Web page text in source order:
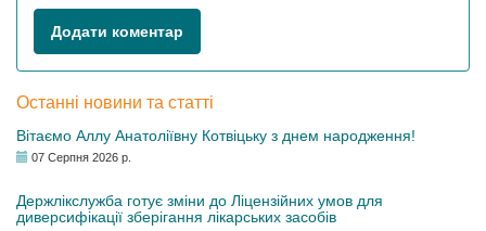
Додати коментар
Останні новини та статті
Вітаємо Аллу Анатоліївну Котвіцьку з днем народження!
07 Серпня 2026 р.
Держлікслужба готує зміни до Ліцензійних умов для
диверсифікації зберігання лікарських засобів